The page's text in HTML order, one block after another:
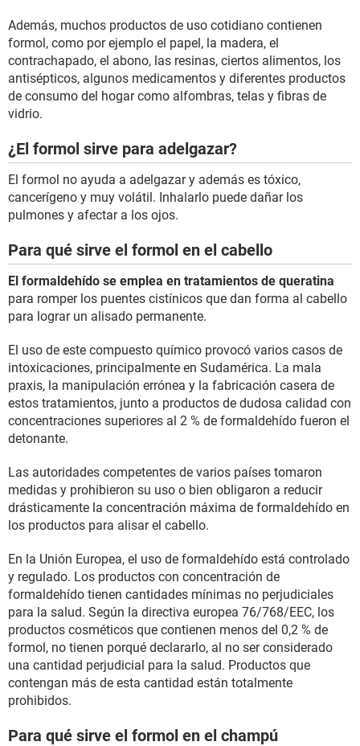
Además, muchos productos de uso cotidiano contienen
formol, como por ejemplo el papel, la madera, el
contrachapado, el abono, las resinas, ciertos alimentos, los
antisépticos, algunos medicamentos y diferentes productos
de consumo del hogar como alfombras, telas y fibras de
vidrio.
¿El formol sirve para adelgazar?
El formol no ayuda a adelgazar y además es tóxico,
cancerígeno y muy volátil. Inhalarlo puede dañar los
pulmones y afectar a los ojos.
Para qué sirve el formol en el cabello
El formaldehído se emplea en tratamientos de queratina
para romper los puentes cistínicos que dan forma al cabello
para lograr un alisado permanente.
El uso de este compuesto químico provocó varios casos de
intoxicaciones, principalmente en Sudamérica. La mala
praxis, la manipulación errónea y la fabricación casera de
estos tratamientos, junto a productos de dudosa calidad con
concentraciones superiores al 2 % de formaldehído fueron el
detonante.
Las autoridades competentes de varios países tomaron
medidas y prohibieron su uso o bien obligaron a reducir
drásticamente la concentración máxima de formaldehído en
los productos para alisar el cabello.
En la Unión Europea, el uso de formaldehído está controlado
y regulado. Los productos con concentración de
formaldehído tienen cantidades mínimas no perjudiciales
para la salud. Según la directiva europea 76/768/EEC, los
productos cosméticos que contienen menos del 0,2 % de
formol, no tienen porqué declararlo, al no ser considerado
una cantidad perjudicial para la salud. Productos que
contengan más de esta cantidad están totalmente
prohibidos.
Para qué sirve el formol en el champú